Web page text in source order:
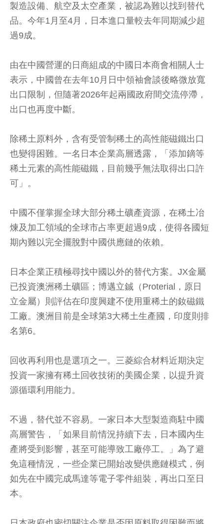
製造設備、航空及太空產業，被認為難以找到替代
品。今年1月至4月，日本進口量較去年同期減少超
過9成。
由在中國營運的日商組成的中國日本商會相關人士
表示，中國曾在去年10月日中領袖會談後略微放寬
出口限制，但隨著2026年起兩國政府間交流停滯，
出口也再度中斷。
除稀土原料外，含有受管制稀土的高性能磁鐵出口
也變得困難。一名日本企業高層透露，「添加鏑等
稀土元素的高性能磁鐵，目前幾乎無法取得出口許
可」。
中國不僅掌握全球大部分稀土礦產資源，在稀土冶
煉及加工領域的全球市占率更超過9成，使得各國短
期內難以完全擺脫對中國供應鏈的依賴。
日本企業正積極尋找中國以外的替代方案。JX金屬
已投資澳洲稀土礦區；博邁立鋮（Proterial，原日
立金屬）則評估在印度興建不使用重稀土的釹磁鐵
工廠。澳洲目前是全球第3大稀土生產國，印度則排
名第6。
回收再利用也是選項之一。三菱綜合材料近期決定
投資一家擁有稀土回收技術的美國企業，以提升資
源循環利用能力。
不過，替代並不容易。一家日本大型製造商駐中國
高層警告，「如果目前情況持續下去，日本國內生
產將受到影響，甚至可能導致工廠停工。」為了避
免這種情況，一些企業已開始改變供應鏈模式，例
如先在中國完成馬達等電子零件組裝，再出口至日
本。